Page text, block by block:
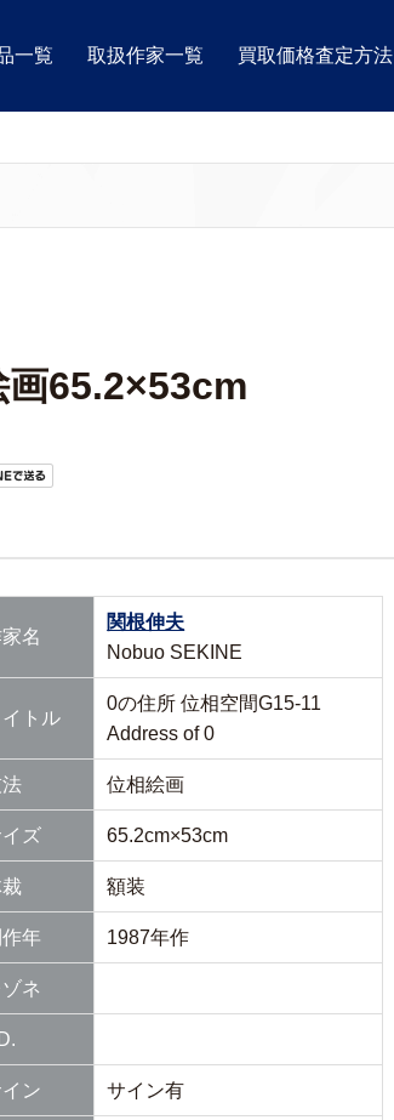
一覧 取扱作家一覧 買取価格査定方法
画65.2×53cm
名
関根伸夫
Nobuo SEKINE
イトル
0の住所 位相空間G15-11
Address of 0
位相絵画
ズ 65.2cm×53cm
額装
年 1987年作
ネ
ン サイン有